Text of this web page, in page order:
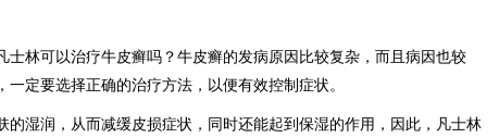
士林可以治疗牛皮癣吗？牛皮癣的发病原因比较复杂，而且病因也较
定要选择正确的治疗方法，以便有效控制症状。
的湿润，从而减缓皮损症状，同时还能起到保湿的作用，因此，凡士林